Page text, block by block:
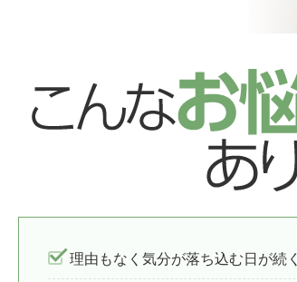
理由もなく気分が落ち込む日が続く